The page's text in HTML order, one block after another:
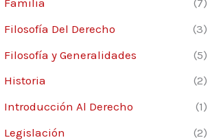
Familia
(7)
Filosofía Del Derecho
(3)
Filosofía y Generalidades
(5)
Historia
(2)
Introducción Al Derecho
(1)
Legislación
(2)